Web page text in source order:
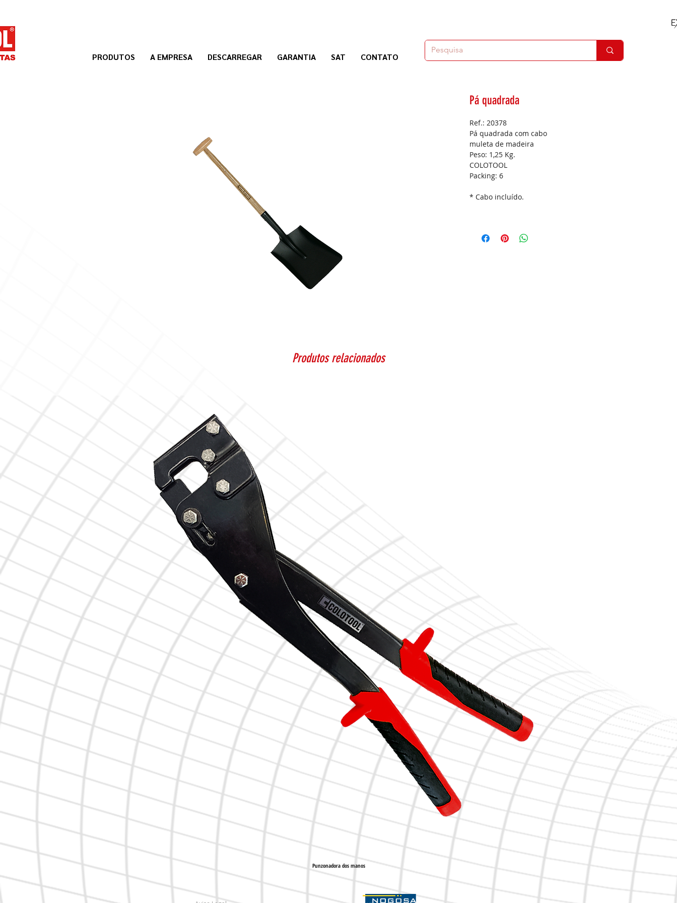
Nogosa Soluciones Constructivas
PRODUTOS A EMPRESA DESCARREGAR GARANTIA SAT CONTATO
Pá quadrada
Ref.: 20378
Pá quadrada com cabo
muleta de madeira
Peso: 1,25 Kg.
COLOTOOL
Packing: 6
* Cabo incluído.
Produtos relacionados
Punzonadora dos manos